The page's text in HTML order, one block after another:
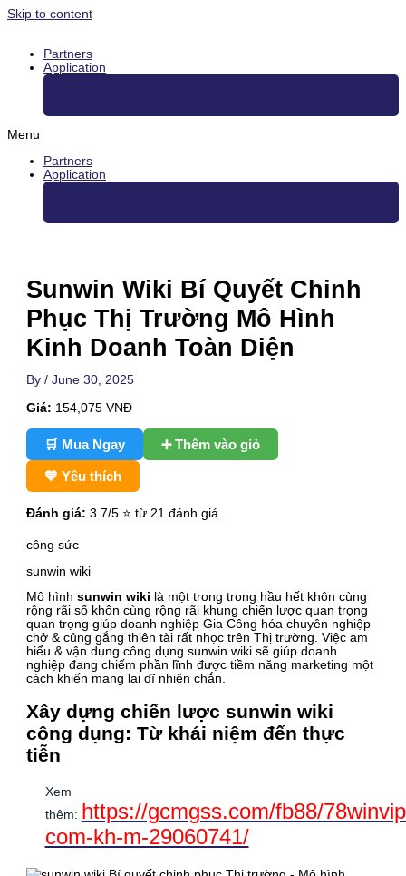
Skip to content
Partners
Application
Menu
Partners
Application
Sunwin Wiki Bí Quyết Chinh
Phục Thị Trường Mô Hình
Kinh Doanh Toàn Diện
By/June 30, 2025
Giá: 154,075 VNĐ
🛒 Mua Ngay ➕ Thêm vào giỏ
💙 Yêu thích
Đánh giá: 3.7/5 ⭐ từ 21 đánh giá
công sức
sunwin wiki
Mô hìnhsunwin wiki là một trong trong hầu hết khôn cùng
rộng rãi số khôn cùng rộng rãi khung chiến lược quan trọng
quan trọng giúp doanh nghiệp Gia Công hóa chuyên nghiệp
chở & củng gắng thiên tài rất nhọc trên Thị trường. Việc am
hiểu & vận dụng công dụng sunwin wiki sẽ giúp doanh
nghiệp đang chiếm phần lĩnh được tiềm năng marketing một
cách khiến mang lại dĩ nhiên chắn.
Xây dựng chiến lược sunwin wiki
công dụng: Từ khái niệm đến thực
tiễn
Xem
thêm: https://gcmgss.com/fb88/
com-kh-m-29060741/